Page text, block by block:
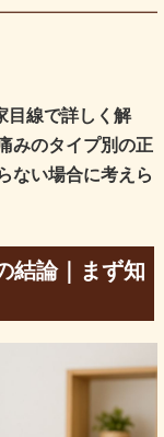
目線で詳しく解
みのタイプ別の正
ない場合に考えら
結論｜まず知